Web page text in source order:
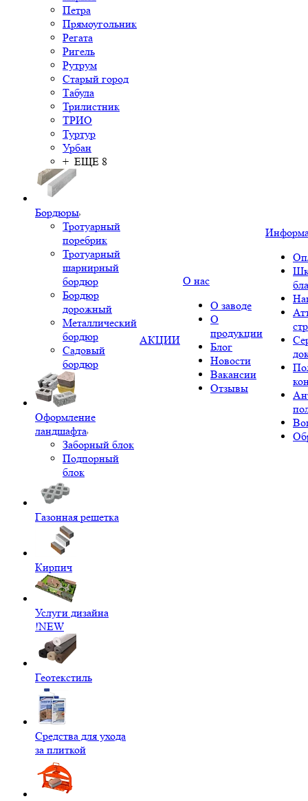
Петра
Прямоугольник
Регата
Ригель
Рутрум
Старый город
Табула
Трилистник
ТРИО
Туртур
Урбан
+ ЕЩЕ 8
Бордюры
Тротуарный
поребрик
Тротуарный
шарнирный
бордюр
Бордюр
дорожный
Металлический
бордюр
Садовый
бордюр
Оформление
ландшафта
Заборный блок
Подпорный
блок
Газонная решетка
Кирпич
Услуги дизайна
!NEW
Геотекстиль
Средства для ухода
за плиткой
АКЦИИ
О нас
О заводе
О
продукции
Блог
Новости
Вакансии
Отзывы